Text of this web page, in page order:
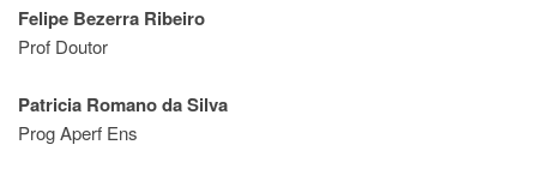
Ingresso
Calendário
Estágios
Felipe Bezerra Ribeiro
Prof Doutor
Patricia Romano da Silva
Prog Aperf Ens